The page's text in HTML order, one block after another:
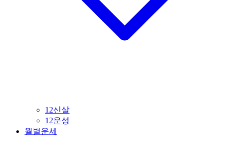
12신살
12운성
월별운세